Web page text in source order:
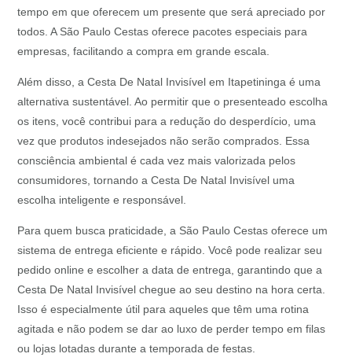
tempo em que oferecem um presente que será apreciado por
todos. A São Paulo Cestas oferece pacotes especiais para
empresas, facilitando a compra em grande escala.
Além disso, a Cesta De Natal Invisível em Itapetininga é uma
alternativa sustentável. Ao permitir que o presenteado escolha
os itens, você contribui para a redução do desperdício, uma
vez que produtos indesejados não serão comprados. Essa
consciência ambiental é cada vez mais valorizada pelos
consumidores, tornando a Cesta De Natal Invisível uma
escolha inteligente e responsável.
Para quem busca praticidade, a São Paulo Cestas oferece um
sistema de entrega eficiente e rápido. Você pode realizar seu
pedido online e escolher a data de entrega, garantindo que a
Cesta De Natal Invisível chegue ao seu destino na hora certa.
Isso é especialmente útil para aqueles que têm uma rotina
agitada e não podem se dar ao luxo de perder tempo em filas
ou lojas lotadas durante a temporada de festas.